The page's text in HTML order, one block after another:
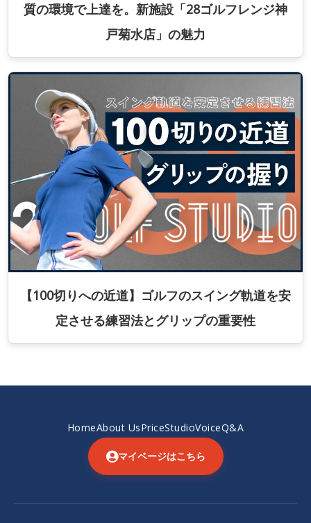
質の環境で上達を。新施設「28ゴルフレンジ神
戸菊水店」の魅力
【100切りへの近道】ゴルフのスイング軌道を安
定させる練習法とグリップの重要性
HomeAbout UsPriceStudioVoiceQ&A
マイページはこちら